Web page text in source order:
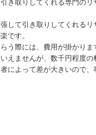
き取りしてくれる専門の
して引き取りしてくれる
です。
う際には、費用が掛かりま
えませんが、数千円程度の
によって差が大きいので、